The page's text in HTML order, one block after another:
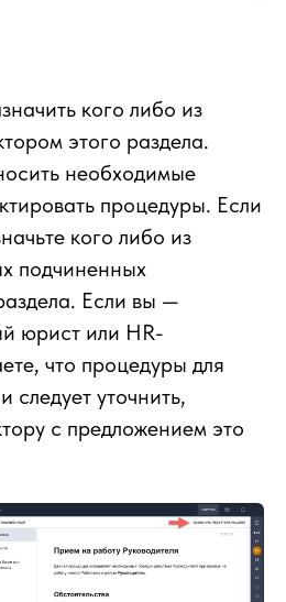
кого либо из
этого раздела.
необходимые
процедуры. Если
кого либо из
подчиненных
Если вы —
юрист или HR-
что процедуры для
уточнить,
с предложением это